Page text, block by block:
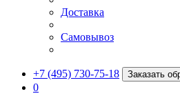
Доставка
Самовывоз
+7 (495) 730-75-18 Заказать
0